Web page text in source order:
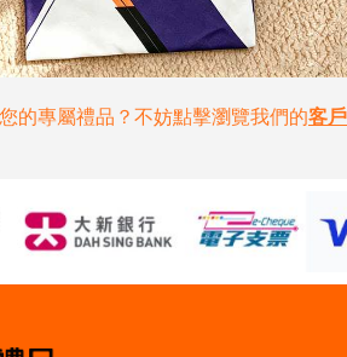
的專屬禮品？不妨點擊瀏覽我們的客